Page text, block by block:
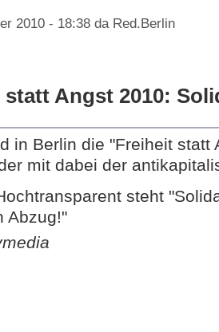
2010 - 18:38 da Red.Berlin
statt Angst 2010:
in Berlin die "Freiheit statt
mit dabei der
steht
Abzug!"